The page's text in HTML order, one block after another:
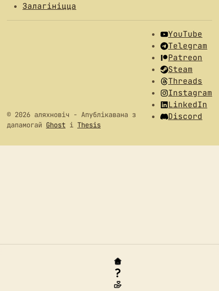
Залагініцца
© 2026 аляхновіч - Апублікавана з
дапамогай Ghost і Thesis
YouTube
Telegram
Patreon
Steam
Threads
Instagram
LinkedIn
Discord